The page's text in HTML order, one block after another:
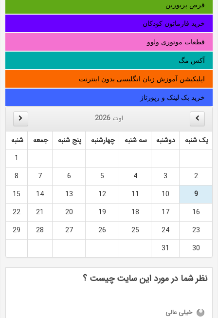
قرص پریورین
خرید فارماتون کودکان
قطعات موتوری ولوو
آکس مگ
اپلیکیشن آموزش زبان انگلیسی بدون اینترنت
خرید بک لینک و رپورتاژ
اوت 2026
یک شنبه دوشنبه سه شنبه چهارشنبه پنج شنبه جمعه
شنبه
1
2
3
4
5
6
7
8
9
10
11
12
13
14
15
16
17
18
19
20
21
22
23
24
25
26
27
28
29
30
31
نظر شما در مورد این سایت چیست ؟
خیلی عالی